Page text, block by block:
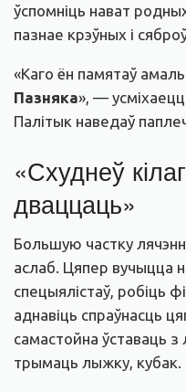
ўспомніць нават
пазнае крэўных і
«Каго ён памятаў
Пазняка», —
Палітык наведаў
«Схуднеў
дваццаць»
Большую частку
аслаб. Цяпер вучыцца
спецыялістаў, робіць
аднавіць спраўнасць
самастойна ўставаць
трымаць лыжку, кубак.